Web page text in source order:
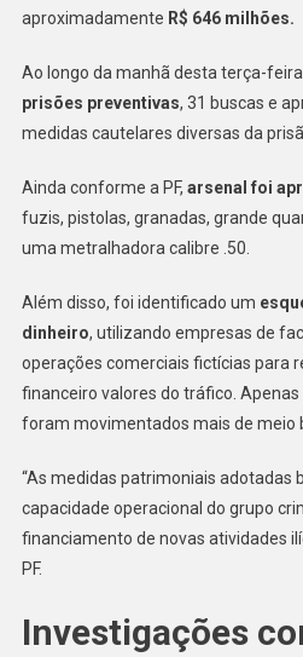
aproximadamente R$ 646 milhões.
Ao longo da manhã desta terça-
prisões preventivas, 31 buscas e
medidas cautelares diversas da
Ainda conforme a PF, arsenal foi
fuzis, pistolas, granadas, grande
uma metralhadora calibre .50.
Além disso, foi identificado um
dinheiro, utilizando empresas de
operações comerciais fictícias para
financeiro valores do tráfico.
foram movimentados mais de meio
“As medidas patrimoniais adotadas
capacidade operacional do grupo
financiamento de novas atividades
PF.
Investigações